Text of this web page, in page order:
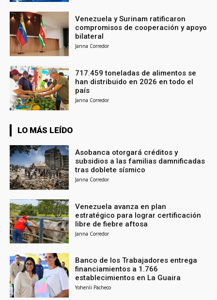
Venezuela y Surinam ratificaron
compromisos de cooperación y apoyo
bilateral
Janna Corredor
717.459 toneladas de alimentos se
han distribuido en 2026 en todo el
país
Janna Corredor
LO MÁS LEÍDO
Asobanca otorgará créditos y
subsidios a las familias damnificadas
tras doblete sísmico
Janna Corredor
Venezuela avanza en plan
estratégico para lograr certificación
libre de fiebre aftosa
Janna Corredor
Banco de los Trabajadores entrega
financiamientos a 1.766
establecimientos en La Guaira
Yohenli Pacheco